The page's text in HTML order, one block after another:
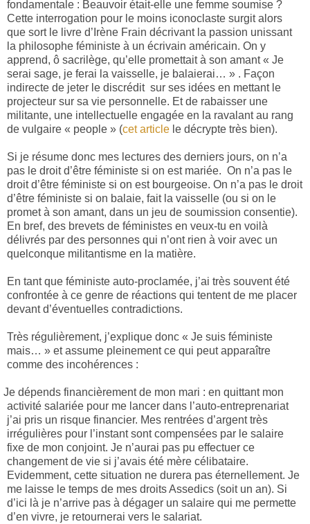
fondamentale : Beauvoir était-elle une femme soumise ?
Cette interrogation pour le moins iconoclaste surgit alors
que sort le livre d’Irène Frain décrivant la passion unissant
la philosophe féministe à un écrivain américain. On y
apprend, ô sacrilège, qu’elle promettait à son amant « Je
serai sage, je ferai la vaisselle, je balaierai… » . Façon
indirecte de jeter le discrédit sur ses idées en mettant le
projecteur sur sa vie personnelle. Et de rabaisser une
militante, une intellectuelle engagée en la ravalant au rang
de vulgaire « people » (cet article le décrypte très bien).
Si je résume donc mes lectures des derniers jours, on n’a
pas le droit d’être féministe si on est mariée. On n’a pas le
droit d’être féministe si on est bourgeoise. On n’a pas le droit
d’être féministe si on balaie, fait la vaisselle (ou si on le
promet à son amant, dans un jeu de soumission consentie).
En bref, des brevets de féministes en veux-tu en voilà
délivrés par des personnes qui n’ont rien à voir avec un
quelconque militantisme en la matière.
En tant que féministe auto-proclamée, j’ai très souvent été
confrontée à ce genre de réactions qui tentent de me placer
devant d’éventuelles contradictions.
Très régulièrement, j’explique donc « Je suis féministe
mais… » et assume pleinement ce qui peut apparaître
comme des incohérences :
Je dépends financièrement de mon mari : en quittant mon
activité salariée pour me lancer dans l’auto-entreprenariat
j’ai pris un risque financier. Mes rentrées d’argent très
irrégulières pour l’instant sont compensées par le salaire
fixe de mon conjoint. Je n’aurai pas pu effectuer ce
changement de vie si j’avais été mère célibataire.
Evidemment, cette situation ne durera pas éternellement. Je
me laisse le temps de mes droits Assedics (soit un an). Si
d’ici là je n’arrive pas à dégager un salaire qui me permette
d’en vivre, je retournerai vers le salariat.